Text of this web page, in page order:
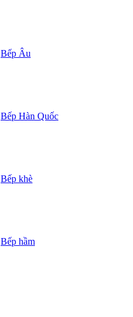
Bếp Âu
Bếp Hàn Quốc
Bếp khè
Bếp hầm